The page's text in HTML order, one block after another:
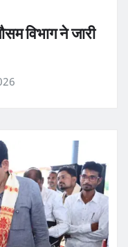
विभाग ने जारी